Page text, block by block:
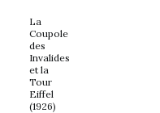
La
Coupole
des
Invalides
et la
Tour
Eiffel
(1926)